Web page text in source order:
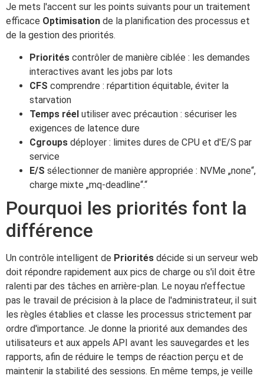
Je mets l'accent sur les points suivants pour un traitement
efficace Optimisation de la planification des processus et
de la gestion des priorités.
Priorités contrôler de manière ciblée : les demandes
interactives avant les jobs par lots
CFS comprendre : répartition équitable, éviter la
starvation
Temps réel utiliser avec précaution : sécuriser les
exigences de latence dure
Cgroups déployer : limites dures de CPU et d'E/S par
service
E/S sélectionner de manière appropriée : NVMe „none“,
charge mixte „mq-deadline“.“
Pourquoi les priorités font la
différence
Un contrôle intelligent de Priorités décide si un serveur web
doit répondre rapidement aux pics de charge ou s'il doit être
ralenti par des tâches en arrière-plan. Le noyau n'effectue
pas le travail de précision à la place de l'administrateur, il suit
les règles établies et classe les processus strictement par
ordre d'importance. Je donne la priorité aux demandes des
utilisateurs et aux appels API avant les sauvegardes et les
rapports, afin de réduire le temps de réaction perçu et de
maintenir la stabilité des sessions. En même temps, je veille